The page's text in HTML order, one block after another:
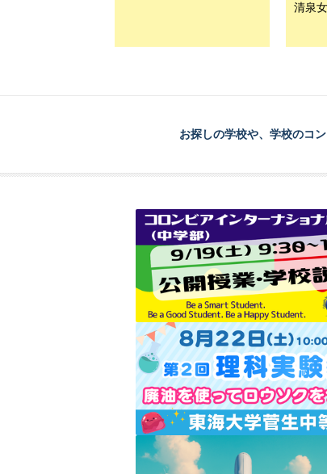
清泉
お探しの学校や、学校のコ